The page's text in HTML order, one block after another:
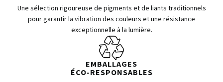
Une sélection rigoureuse de pigments et de liants traditionnels
pour garantir la vibration des couleurs et une résistance
exceptionnelle à la lumière.
EMBALLAGES
ÉCO-RESPONSABLES